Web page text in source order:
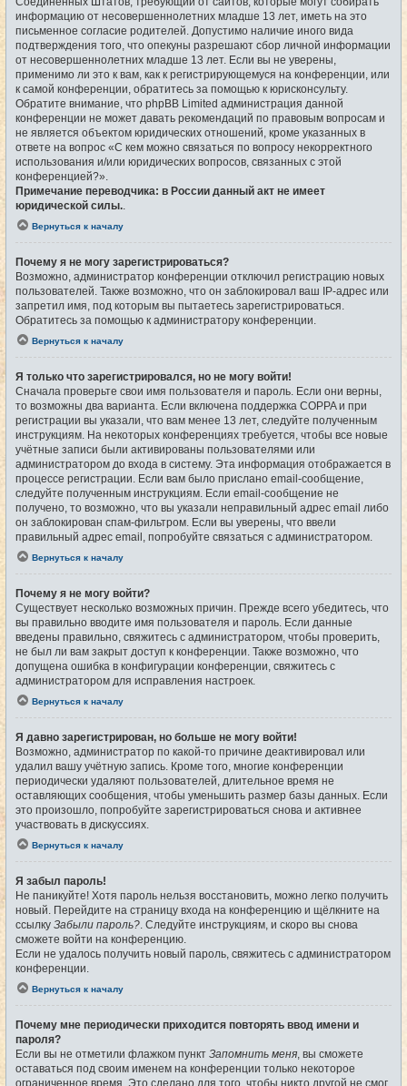
информацию от несовершеннолетних младше 13 лет, иметь на это
письменное согласие родителей. Допустимо наличие иного вида
подтверждения того, что опекуны разрешают сбор личной информации
от несовершеннолетних младше 13 лет. Если вы не уверены,
применимо ли это к вам, как к регистрирующемуся на конференции, или
к самой конференции, обратитесь за помощью к юрисконсульту.
Обратите внимание, что phpBB Limited администрация данной
конференции не может давать рекомендаций по правовым вопросам и
не является объектом юридических отношений, кроме указанных в
ответе на вопрос «С кем можно связаться по вопросу некорректного
использования и/или юридических вопросов, связанных с этой
конференцией?».
Примечание переводчика: в России данный акт не имеет
юридической силы.
Вернуться к началу
Почему я не могу зарегистрироваться?
Возможно, администратор конференции отключил регистрацию новых
пользователей. Также возможно, что он заблокировал ваш IP-адрес или
запретил имя, под которым вы пытаетесь зарегистрироваться.
Обратитесь за помощью к администратору конференции.
Вернуться к началу
Я только что зарегистрировался, но не могу войти!
Сначала проверьте свои имя пользователя и пароль. Если они верны,
то возможны два варианта. Если включена поддержка COPPA и при
регистрации вы указали, что вам менее 13 лет, следуйте полученным
инструкциям. На некоторых конференциях требуется, чтобы все новые
учётные записи были активированы пользователями или
администратором до входа в систему. Эта информация отображается в
процессе регистрации. Если вам было прислано email-сообщение,
следуйте полученным инструкциям. Если email-сообщение не
получено, то возможно, что вы указали неправильный адрес email либо
он заблокирован спам-фильтром. Если вы уверены, что ввели
правильный адрес email, попробуйте связаться с администратором.
Вернуться к началу
Почему я не могу войти?
Существует несколько возможных причин. Прежде всего убедитесь, что
вы правильно вводите имя пользователя и пароль. Если данные
введены правильно, свяжитесь с администратором, чтобы проверить,
не был ли вам закрыт доступ к конференции. Также возможно, что
допущена ошибка в конфигурации конференции, свяжитесь с
администратором для исправления настроек.
Вернуться к началу
Я давно зарегистрирован, но больше не могу войти!
Возможно, администратор по какой-то причине деактивировал или
удалил вашу учётную запись. Кроме того, многие конференции
периодически удаляют пользователей, длительное время не
оставляющих сообщения, чтобы уменьшить размер базы данных. Если
это произошло, попробуйте зарегистрироваться снова и активнее
участвовать в дискуссиях.
Вернуться к началу
Я забыл пароль!
Не паникуйте! Хотя пароль нельзя восстановить, можно легко получить
новый. Перейдите на страницу входа на конференцию и щёлкните на
ссылку Забыли пароль? . Следуйте инструкциям, и скоро вы снова
сможете войти на конференцию.
Если не удалось получить новый пароль, свяжитесь с администратором
конференции.
Вернуться к началу
Почему мне периодически приходится повторять ввод имени и
пароля?
Если вы не отметили флажком пункт Запомнить меня , вы сможете
оставаться под своим именем на конференции только некоторое
ограниченное время. Это сделано для того, чтобы никто другой не смог